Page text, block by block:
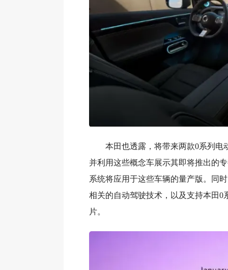
本田也透露，将带来两款0系列电
并利用这些概念车展示其即将推出的
系统将应用于这些车辆的量产版。同
相关的自动驾驶技术，以及支持本田0
片。